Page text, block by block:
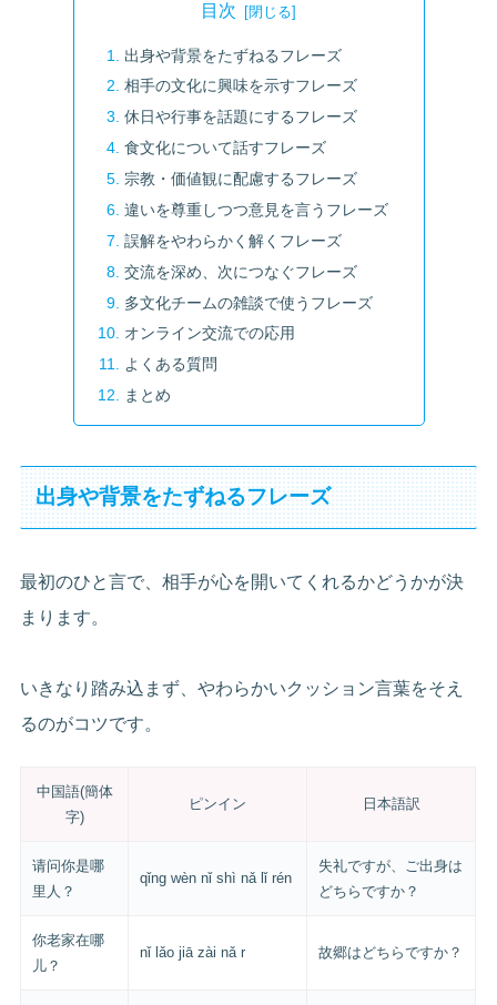
目次
出身や背景をたずねるフレーズ
相手の文化に興味を示すフレーズ
休日や行事を話題にするフレーズ
食文化について話すフレーズ
宗教・価値観に配慮するフレーズ
違いを尊重しつつ意見を言うフレーズ
誤解をやわらかく解くフレーズ
交流を深め、次につなぐフレーズ
多文化チームの雑談で使うフレーズ
オンライン交流での応用
よくある質問
まとめ
出身や背景をたずねるフレーズ
最初のひと言で、相手が心を開いてくれるかどうかが決
まります。
いきなり踏み込まず、やわらかいクッション言葉をそえ
るのがコツです。
中国語(簡体
字)
ピンイン 日本語訳
请问你是哪
里人？
qǐng wèn nǐ shì nǎ lǐ rén
失礼ですが、ご出身は
どちらですか？
你老家在哪
儿？
nǐ lǎo jiā zài nǎ r 故郷はどちらですか？